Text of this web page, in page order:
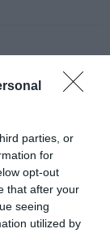
parties, or
for
opt-out
that after your
seeing
utilized by
– EZT KELL